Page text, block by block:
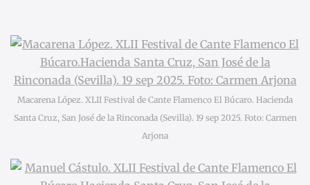
Macarena López. XLII Festival de Cante Flamenco El Búcaro. Hacienda
Santa Cruz, San José de la Rinconada (Sevilla). 19 sep 2025. Foto: Carmen
Arjona